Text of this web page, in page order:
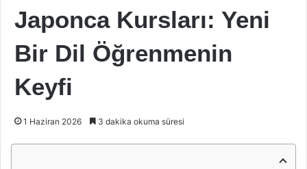
Japonca Kursları: Yeni
Bir Dil Öğrenmenin
Keyfi
1 Haziran 2026 3 dakika okuma süresi